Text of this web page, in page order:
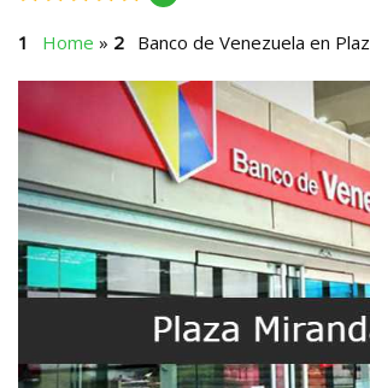
Home » Banco de Venezuela en